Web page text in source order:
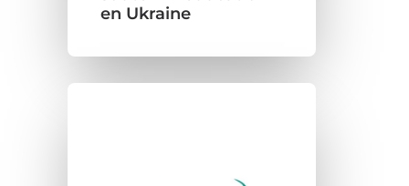
en Ukraine